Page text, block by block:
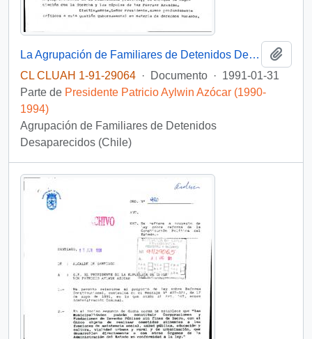
La Agrupación de Familiares de Detenidos Desaparecidos junto a otras organizaciones sociales solicita reunirse con autoridades políticas para conversar acerca de la situación de los prisioneros políticos en Chile
CL CLUAH 1-91-29064 · Documento · 1991-01-31
Parte de Presidente Patricio Aylwin Azócar (1990-
1994)
Agrupación de Familiares de Detenidos
Desaparecidos (Chile)